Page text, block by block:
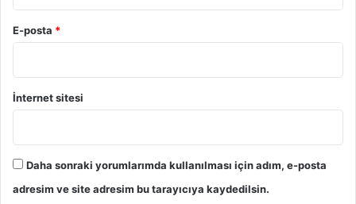
E-posta *
İnternet sitesi
Daha sonraki yorumlarımda kullanılması için adım, e-posta
adresim ve site adresim bu tarayıcıya kaydedilsin.